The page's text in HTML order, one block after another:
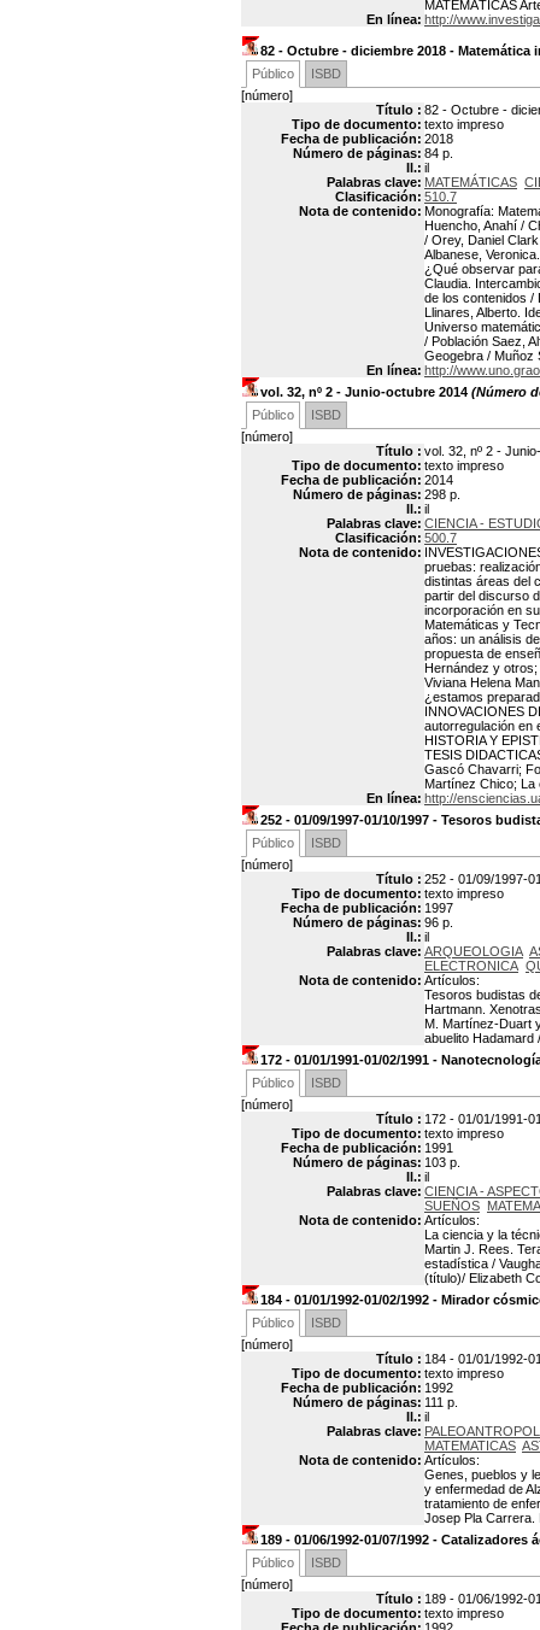
MATEMÁTICAS
En línea: http://
82 - Octubre - diciembre 2018 - Matemática
Público
ISBD
[número]
Título : 82 - Octubre -
Tipo de documento: texto impreso
Fecha de publicación: 2018
Número de páginas: 84 p.
Il.: il
Palabras clave: MATEMÁTICAS
Clasificación: 510.7
Nota de contenido: Monografía:
Huencho, Anahí /
/ Orey, Daniel
Albanese,
¿Qué observar
Claudia.
de los contenidos /
Llinares, Alberto.
Universo
/ Población Saez,
Geogebra / Muñoz
En línea: http://
vol. 32, nº 2 - Junio-octubre 2014 (Número
Público
ISBD
[número]
Título : vol. 32, nº 2 -
Tipo de documento: texto impreso
Fecha de publicación: 2014
Número de páginas: 298 p.
Il.: il
Palabras clave: CIENCIA -
Clasificación: 500.7
Nota de contenido:
pruebas:
distintas áreas del
partir del discurso
incorporación en
Matemáticas y
años: un análisis
propuesta de
Hernández y
Viviana Helena
¿estamos
INNOVACIONES
autorregulación en
HISTORIA Y
TESIS
Gascó Chavarri;
Martínez Chico; La
En línea: http://
252 - 01/09/1997-01/10/1997 - Tesoros
Público
ISBD
[número]
Título : 252 - 01/09/1997-
Tipo de documento: texto impreso
Fecha de publicación: 1997
Número de páginas: 96 p.
Il.: il
Palabras clave: ARQUEOLOGIA
ELECTRONICA
Nota de contenido: Artículos:
Tesoros budistas
Hartmann.
M. Martínez-Duart
abuelito Hadamard
172 - 01/01/1991-01/02/1991 -
Público
ISBD
[número]
Título : 172 - 01/01/1991-
Tipo de documento: texto impreso
Fecha de publicación: 1991
Número de páginas: 103 p.
Il.: il
Palabras clave: CIENCIA -
SUEÑOS
Nota de contenido: Artículos:
La ciencia y la
Martin J. Rees.
estadística /
(título)/ Elizabeth
184 - 01/01/1992-01/02/1992 - Mirador
Público
ISBD
[número]
Título : 184 - 01/01/1992-
Tipo de documento: texto impreso
Fecha de publicación: 1992
Número de páginas: 111 p.
Il.: il
Palabras clave:
MATEMATICAS
Nota de contenido: Artículos:
Genes, pueblos y
y enfermedad de
tratamiento de
Josep Pla Carrera.
189 - 01/06/1992-01/07/1992 - Catalizadores
Público
ISBD
[número]
Título : 189 - 01/06/1992-
Tipo de documento: texto impreso